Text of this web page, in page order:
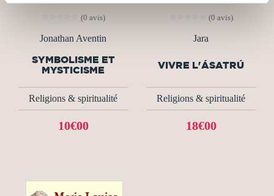
(0 avis)
Jonathan Aventin
SYMBOLISME ET
MYSTICISME
Religions & spiritualité
10€00
(0 avis)
Jara
VIVRE L'ÁSATRÚ
Religions & spiritualité
18€00